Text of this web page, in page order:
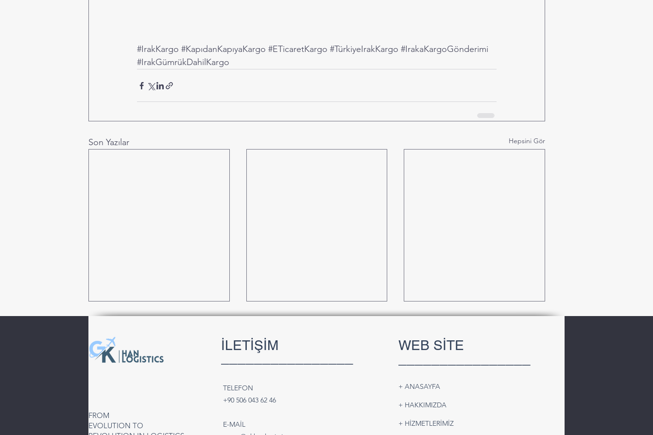
#IrakKargo #KapıdanKapıyaKargo #ETicaretKargo #TürkiyeIrakKargo #IrakaKargoGönderimi
#IrakGümrükDahilKargo
Son Yazılar Hepsini Gör
(TAS) Direkt ve Aktarmalı
Çözümler
Batarya ve Pil Taşımacılığı |
Karayolu Kargo Taşımacılığı |
Çözümleri
İLETİŞİM
________________
TELEFON
+90 506 043 62 46
E-MAİL
FROM
EVOLUTION TO
WEB SİTE
+ ANASAYFA
+ HAKKIMIZDA
+ HİZMETLERİMİZ